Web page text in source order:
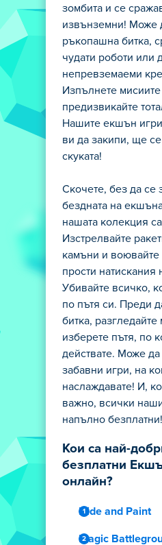
зомбита и се
извънземни! Може
ръкопашна битка,
чудати роботи или
непревземаеми
Изпълнете мисиите
предизвикайте
Нашите екшън
ви да закипи, ще
скуката!
Скочете, без да се
бездната на
нашата колекция
Изстрелвайте
камъни и воювайте
прости натискания
Убивайте всичко,
по пътя си. Преди
битка, разгледайте
изберете пътя, по
действате. Може да
забавни игри, на
наслаждавате! И,
важно, всички
напълно безплатни!
Кои са най-
безплатни
онлайн?
Hide and Paint
Magic